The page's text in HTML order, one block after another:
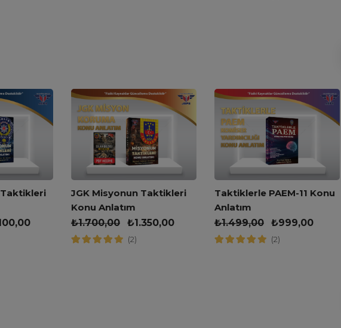
Taktikleri
JGK Misyonun Taktikleri
Konu Anlatım
₺1.700,00 ₺1.350,00
(2)
Taktiklerle PAEM-11 Konu
Anlatım
₺1.499,00 ₺999,00
(2)